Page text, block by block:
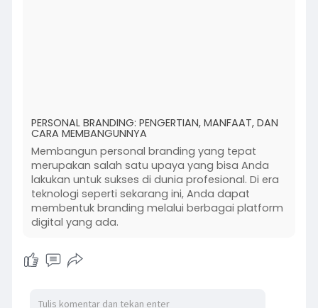
PERSONAL BRANDING: PENGERTIAN, MANFAAT, DAN
CARA MEMBANGUNNYA
Membangun personal branding yang tepat
merupakan salah satu upaya yang bisa Anda
lakukan untuk sukses di dunia profesional. Di era
teknologi seperti sekarang ini, Anda dapat
membentuk branding melalui berbagai platform
digital yang ada.